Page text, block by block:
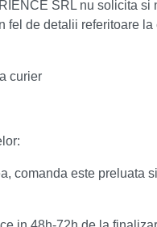
SRL nu solicita si
fel de detalii referitoare la
curier
comanda este preluata